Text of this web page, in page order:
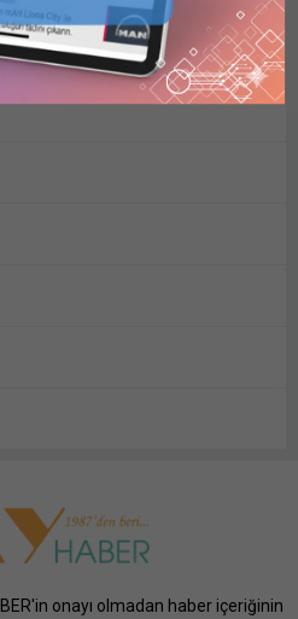
onayı olmadan haber içeriğinin